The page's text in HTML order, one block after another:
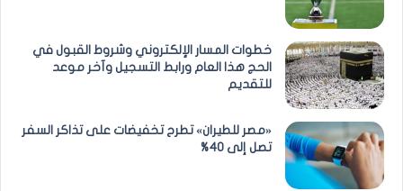
خطوات المسار الإلكتروني وشروط القبول في
الحج هذا العام ورابط التسجيل وآخر موعد
للتقديم
«مصر للطيران» تطرح تخفيضات على تذاكر السفر
تصل إلى 40%